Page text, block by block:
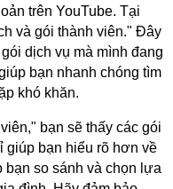
trên YouTube. Tại
và gói thành viên." Đây
dịch vụ mà mình đang
bạn nhanh chóng tìm
khó khăn.
bạn sẽ thấy các gói
giúp bạn hiểu rõ hơn về
bạn so sánh và chọn lựa